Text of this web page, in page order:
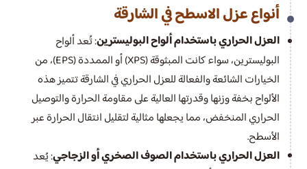
أنواع عزل الاسطح في الشارقة
العزل الحراري باستخدام ألواح البوليسترين: تُعد ألواح
البوليسترين، سواء كانت المبثوقة (XPS) أو الممددة (EPS)، من
الخيارات الشائعة والفعالة للعزل الحراري في الشارقة تتميز هذه
الألواح بخفة وزنها وقدرتها العالية على مقاومة الحرارة والتوصيل
الحراري المنخفض، مما يجعلها مثالية لتقليل انتقال الحرارة عبر
الأسطح.
العزل الحراري باستخدام الصوف الصخري أو الزجاجي: يُعد